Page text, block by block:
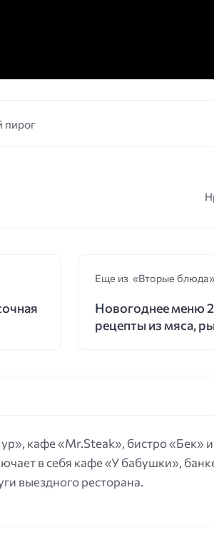
пирог
Еще из «Вторые блюда»
Новогоднее меню
рецепты из мяса,
кафе «Mr.Steak», бистро «Бек»
в себя кафе «У бабушки»,
выездного ресторана.